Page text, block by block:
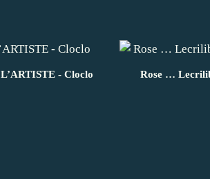
L’ARTISTE - Cloclo Rose …